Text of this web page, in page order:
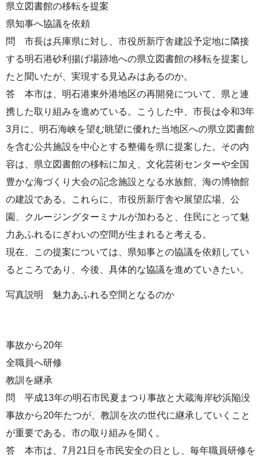
県立図書館の移転を提案
県知事へ協議を依頼
問 市長は兵庫県に対し、市役所新庁舎建設予定地に隣接
する明石港砂利揚げ場跡地への県立図書館の移転を提案し
たと聞いたが、実現する見込みはあるのか。
答 本市は、明石港東外港地区の再開発について、県と連
携した取り組みを進めている。こうした中、市長は令和3年
3月に、明石海峡を望む眺望に優れた当地区への県立図書館
を含む公共施設を中心とする整備を県に提案した。その内
容は、県立図書館の移転に加え、文化芸術センターや全国
豊かな海づくり大会の記念施設となる水族館、海の博物館
の建設である。これらに、市役所新庁舎や展望広場、公
園、クルージングターミナルが加わると、住民にとって魅
力あふれるにぎわいの空間が生まれると考える。
現在、この提案については、県知事との協議を依頼してい
るところであり、今後、具体的な協議を進めていきたい。
写真説明 魅力あふれる空間となるのか
事故から20年
全職員へ研修
教訓を継承
問 平成13年の明石市民夏まつり事故と大蔵海岸砂浜陥没
事故から20年たつが、教訓を次の世代に継承していくこと
が重要である。市の取り組みを聞く。
答 本市は、7月21日を市民安全の日とし、毎年職員研修を